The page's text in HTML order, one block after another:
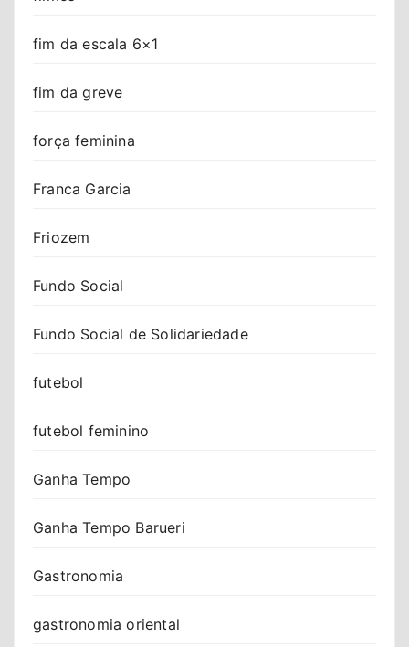
fim da escala 6×1
fim da greve
força feminina
Franca Garcia
Friozem
Fundo Social
Fundo Social de Solidariedade
futebol
futebol feminino
Ganha Tempo
Ganha Tempo Barueri
Gastronomia
gastronomia oriental